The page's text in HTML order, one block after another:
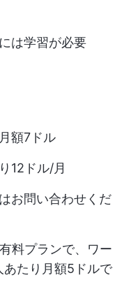
は学習が必要
額7ドル
12ドル/月
お問い合わせくだ
料プランで、ワー
あたり月額5ドルで